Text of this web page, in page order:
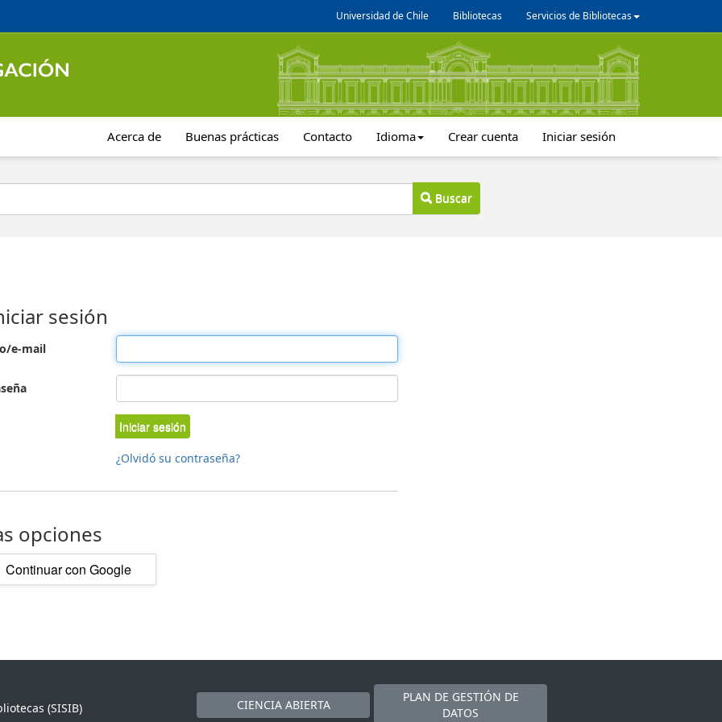
Universidad de Chile Bibliotecas Servicios de Bibliotecas
Acerca de Buenas prácticas Contacto Idioma Crear cuenta Iniciar sesión
Buscar
sesión
e-mail
Iniciar sesión
¿Olvidó su contraseña?
opciones
Continuar con Google
(SISIB)
CIENCIA ABIERTA
PLAN DE GESTIÓN DE
DATOS